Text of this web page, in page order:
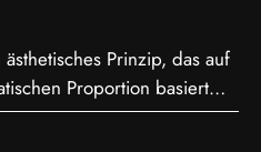
der Farbdarstellung und
eine entscheidende
desto mehr Informationen
Farben eines Pixels
Prinzip, das auf
Proportion basiert
Fotografie und im Film
wird als besonders